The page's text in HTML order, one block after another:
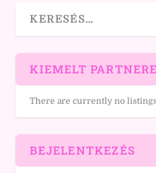
KIEMELT
There are currently no
BEJELENTKEZÉS